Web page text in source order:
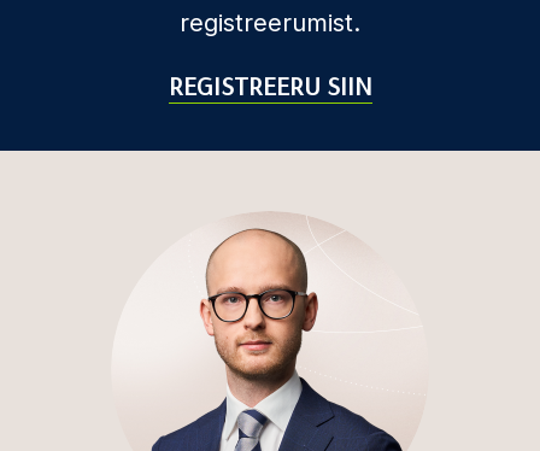
registreerumist.
REGISTREERU SIIN